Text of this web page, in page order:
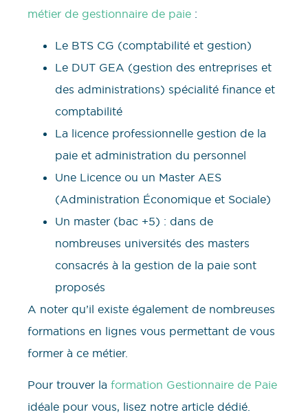
métier de gestionnaire de paie :
Le BTS CG (comptabilité et gestion)
Le DUT GEA (gestion des entreprises et
des administrations) spécialité finance et
comptabilité
La licence professionnelle gestion de la
paie et administration du personnel
Une Licence ou un Master AES
(Administration Économique et Sociale)
Un master (bac +5) : dans de
nombreuses universités des masters
consacrés à la gestion de la paie sont
proposés
A noter qu’il existe également de nombreuses
formations en lignes vous permettant de vous
former à ce métier.
Pour trouver la formation Gestionnaire de Paie
idéale pour vous, lisez notre article dédié.